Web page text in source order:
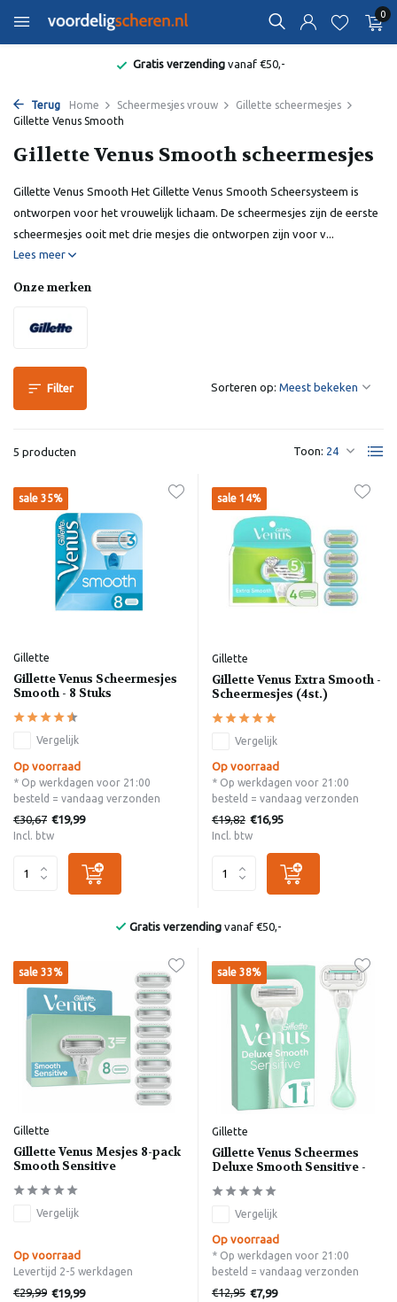
0
Gratis verzendingvanaf €50,-
Terug Home Scheermesjes vrouw
Gillette scheermesjes
Gillette Venus Smooth
Gillette Venus Smooth scheermesjes
Gillette Venus Smooth Het Gillette Venus Smooth Scheersysteem is
ontworpen voor het vrouwelijk lichaam. De scheermesjes zijn de eerste
scheermesjes ooit met drie mesjes die ontworpen zijn voor v...
Lees meer
Onze merken
Filter
5 producten Toon:
Sorteren op:
sale 35%
Gillette
Gillette Venus Scheermesjes
Smooth - 8 Stuks
Vergelijk
Op voorraad
* Op werkdagen voor 21:00
besteld = vandaag verzonden
€30,67 €19,99
Incl. btw
sale 14%
Gillette
Gillette Venus Extra Smooth -
Scheermesjes (4st.)
Vergelijk
Op voorraad
* Op werkdagen voor 21:00
besteld = vandaag verzonden
€19,82 €16,95
Incl. btw
Gratis verzending vanaf €50,-
sale 33%
Gillette
Gillette Venus Mesjes 8-pack
Smooth Sensitive
Vergelijk
Op voorraad
Levertijd 2-5 werkdagen
€29,99 €19,99
sale 38%
Gillette
Gillette Venus Scheermes
Deluxe Smooth Sensitive -
Vergelijk
Op voorraad
* Op werkdagen voor 21:00
besteld = vandaag verzonden
€12,95 €7,99